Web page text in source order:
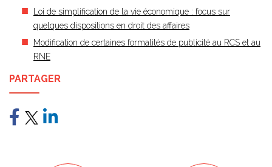
Loi de simplification de la vie économique : focus sur
quelques dispositions en droit des affaires
Modification de certaines formalités de publicité au RCS et au
RNE
PARTAGER